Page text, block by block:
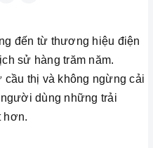
đến từ thương hiệu điện
sử hàng trăm năm.
cầu thị và không ngừng cải
dùng những trải
hơn.